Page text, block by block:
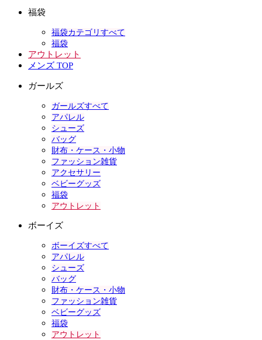
福袋
福袋カテゴリすべて
福袋
アウトレット
メンズ TOP
ガールズ
ガールズすべて
アパレル
シューズ
バッグ
財布・ケース・小物
ファッション雑貨
アクセサリー
ベビーグッズ
福袋
アウトレット
ボーイズ
ボーイズすべて
アパレル
シューズ
バッグ
財布・ケース・小物
ファッション雑貨
ベビーグッズ
福袋
アウトレット